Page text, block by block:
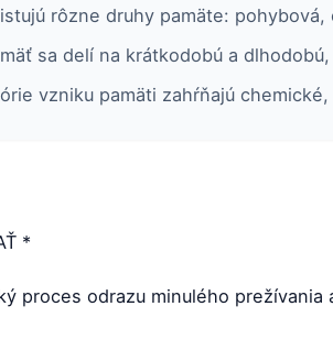
rôzne druhy pamäte:
sa delí na krátkodobú a
vzniku pamäti zahŕňajú
*
proces odrazu minulého prežívania